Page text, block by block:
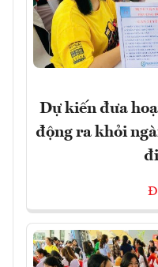
Dự kiến đưa
động ra khỏi